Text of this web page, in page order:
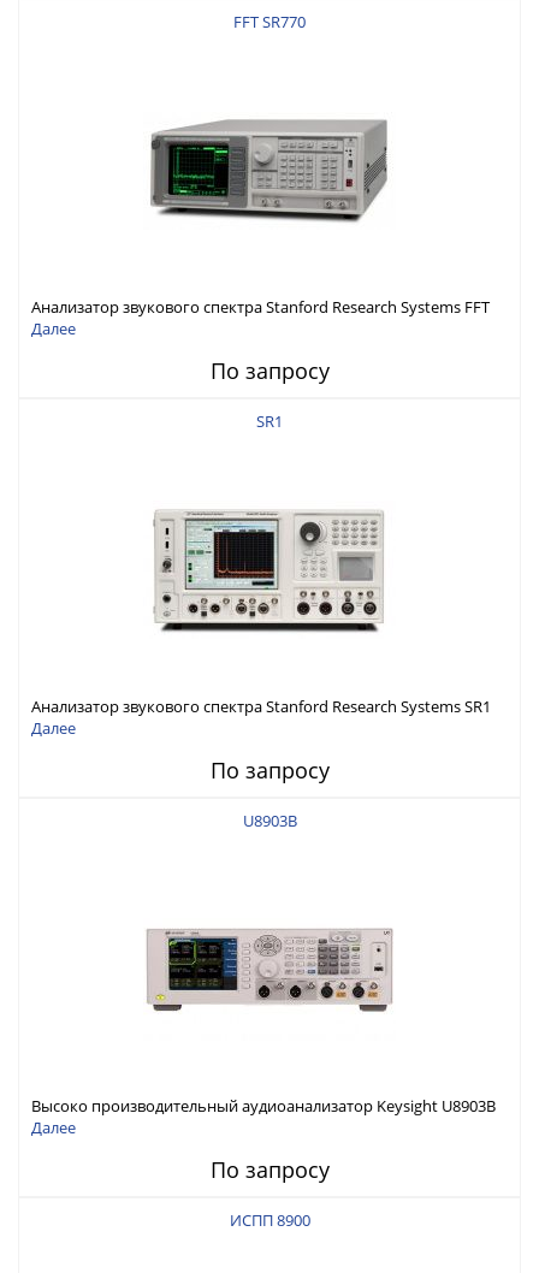
FFT SR770
Анализатор звукового спектра Stanford Research Systems FFT
SR770
Далее
По запросу
SR1
Анализатор звукового спектра Stanford Research Systems SR1
Далее
По запросу
U8903B
Высоко производительный аудиоанализатор Keysight U8903B
Далее
По запросу
ИСПП 8900